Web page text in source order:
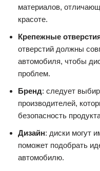
материалов,
красоте.
Крепежные
отверстий должны
автомобиля, чтобы
проблем.
Бренд: следует
производителей,
безопасность
Дизайн: диски могут
поможет подобрать
автомобилю.